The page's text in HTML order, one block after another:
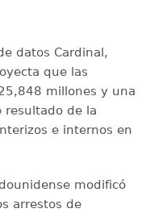
datos Cardinal,
que las
millones y una
resultado de la
e internos en
modificó
arrestos de